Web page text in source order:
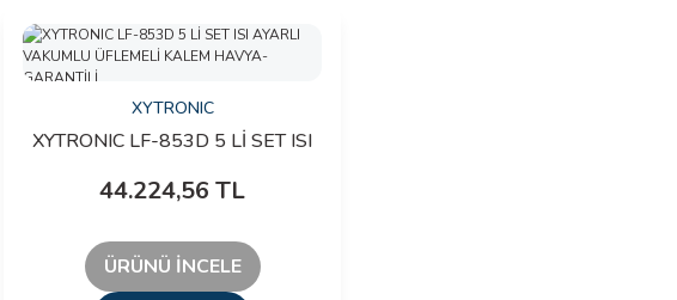
XYTRONIC
XYTRONIC LF-853D 5 Lİ SET ISI
KALEM HAVYA-GARANTİLİ
44.224,56 TL
ÜRÜNÜ İNCELE